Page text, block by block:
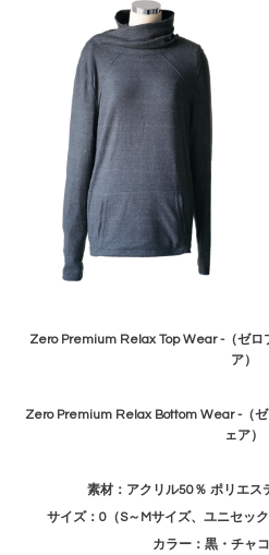
Zero Premium Relax Top Wear -（ゼロ
ア）
Zero Premium Relax Bottom Wear -（
ェア）
素材：アクリル50％ ポリエス
サイズ：0（S～Mサイズ、ユニセッ
カラー：黒・チャ